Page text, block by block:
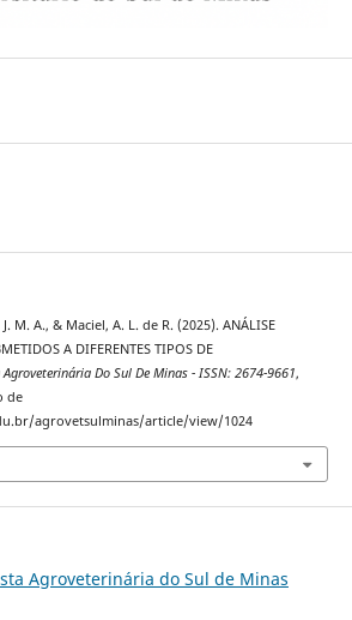
M. A., & Maciel, A. L. de R. (2025). ANÁLISE
A DIFERENTES TIPOS DE
Agroveterinária Do Sul De Minas - ISSN: 2674-9661,
de
agrovetsulminas/article/view/1024
Agroveterinária do Sul de Minas